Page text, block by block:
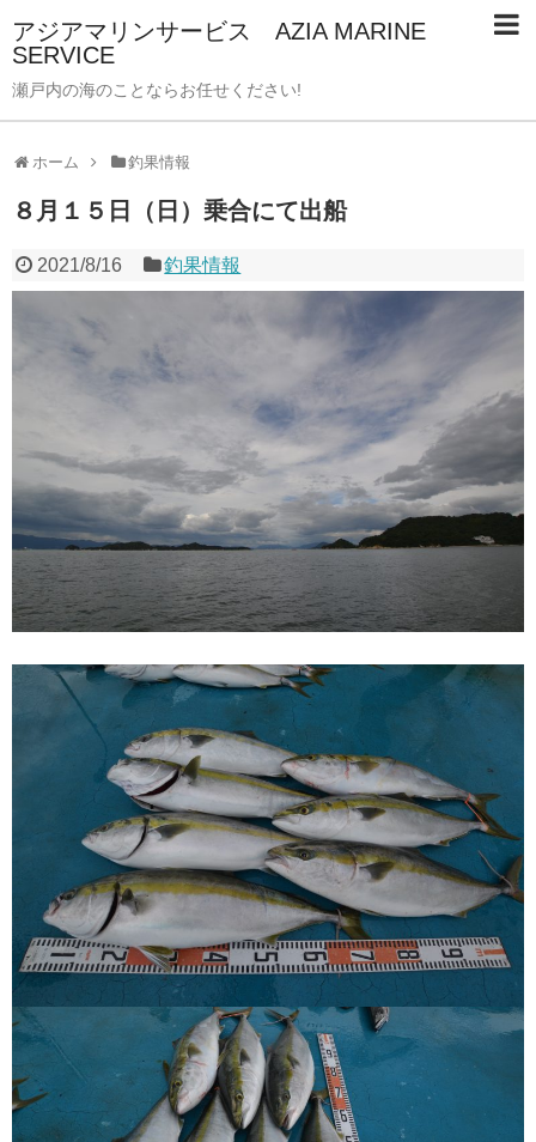
アジアマリンサービス AZIA MARINE
SERVICE
瀬戸内の海のことならお任せください!
ホーム 釣果情報
８月１５日（日）乗合にて出船
2021/8/16 釣果情報